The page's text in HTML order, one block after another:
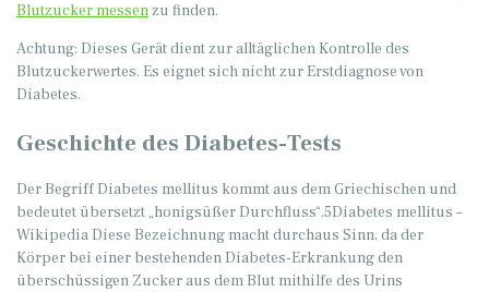
Blutzucker messenzu finden.
Achtung: Dieses Gerät dient zur alltäglichen Kontrolle des
Blutzuckerwertes. Es eignet sich nicht zur Erstdiagnose von
Diabetes.
Geschichte des Diabetes-Tests
Der Begriff Diabetes mellitus kommt aus dem Griechischen und
bedeutet übersetzt „honigsüßer Durchfluss“.5Diabetes mellitus –
Wikipedia Diese Bezeichnung macht durchaus Sinn, da der
Körper bei einer bestehenden Diabetes-Erkrankung den
überschüssigen Zucker aus dem Blut mithilfe des Urins